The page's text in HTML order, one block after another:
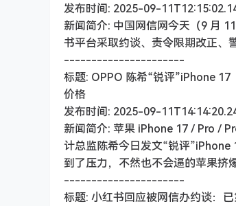
发布时间: 2025-09-
新闻简介: 中国网信网今天（9 月
书平台采取约谈、责令限期改正、
----------------------
标题: OPPO 陈希“锐评”iPhone
价格
发布时间: 2025-09-
新闻简介: 苹果 iPhone 17 / Pro /
计总监陈希今日发文“锐评
到了压力，不然也不会逼的苹果挤
----------------------
标题: 小红书回应被网信办约谈：